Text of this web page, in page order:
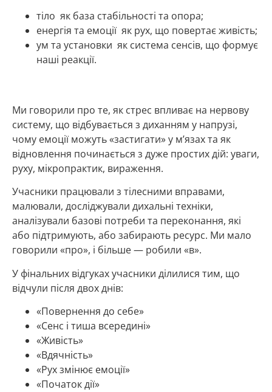
тіло як база стабільності та опора;
енергія та емоції як рух, що повертає живість;
ум та установки як система сенсів, що формує
наші реакції.
Ми говорили про те, як стрес впливає на нервову
систему, що відбувається з диханням у напрузі,
чому емоції можуть «застигати» у м’язах та як
відновлення починається з дуже простих дій: уваги,
руху, мікропрактик, вираження.
Учасники працювали з тілесними вправами,
малювали, досліджували дихальні техніки,
аналізували базові потреби та переконання, які
або підтримують, або забирають ресурс. Ми мало
говорили «про», і більше — робили «в».
У фінальних відгуках учасники ділилися тим, що
відчули після двох днів:
«Повернення до себе»
«Сенс і тиша всередині»
«Живість»
«Вдячність»
«Рух змінює емоції»
«Початок дії»